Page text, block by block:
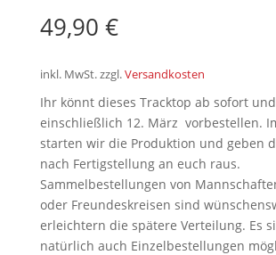
49,90 €
inkl. MwSt.zzgl.Versandkosten
Ihr könnt dieses Tracktop ab sofort
einschließlich 12. März vorbestellen.
starten wir die Produktion und geben
nach Fertigstellung an euch raus.
Sammelbestellungen von
oder Freundeskreisen sind
erleichtern die spätere Verteilung. Es
natürlich auch Einzelbestellungen